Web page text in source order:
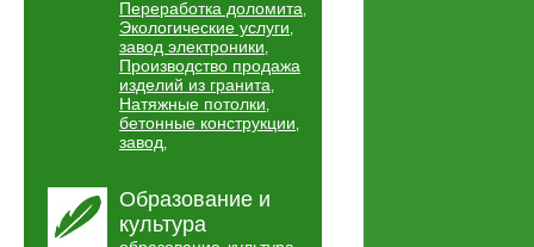
Переработка доломита,
Экологические услуги,
завод электроники,
Производство продажа
изделий из гранита,
Натяжные потолки,
бетонные конструкции,
завод,
Образование и
культура